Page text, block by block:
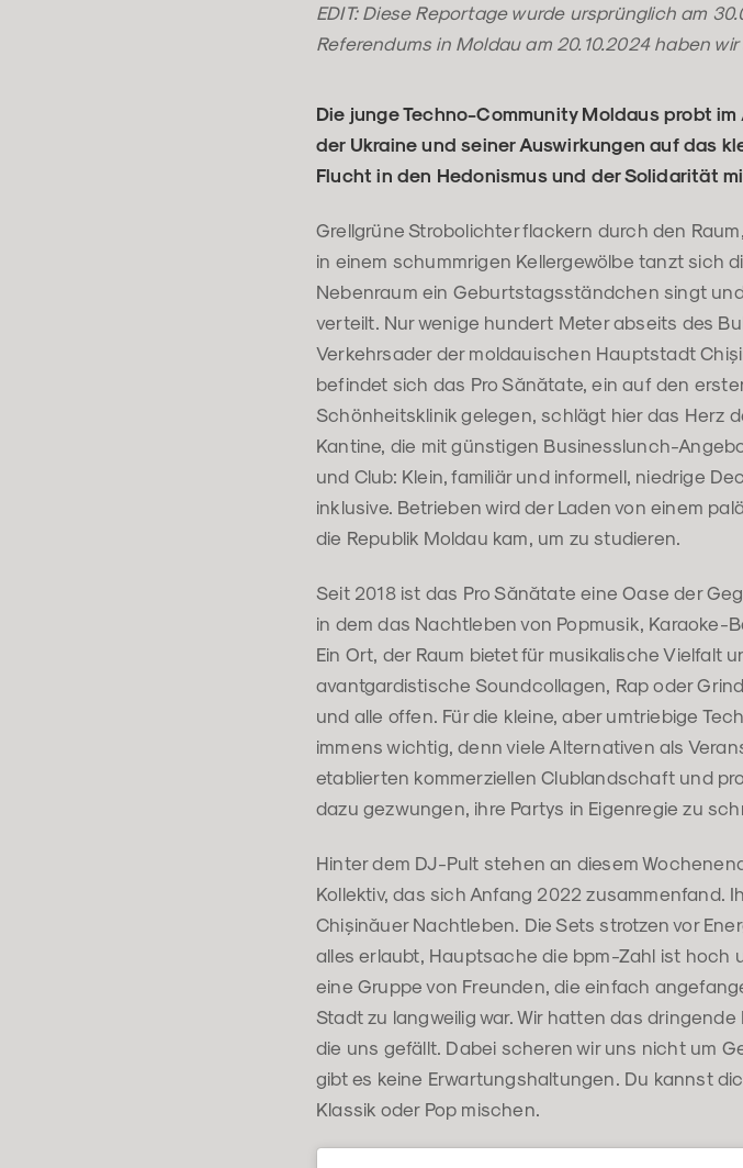
EDIT: Diese Reportage wurde ursprünglich am
Referendums in Moldau am 20.10.2024 haben
Die junge Techno-Community Moldaus probt
der Ukraine und seiner Auswirkungen auf das
Flucht in den Hedonismus und der Solidarität
Grellgrüne Strobolichter flackern durch den
in einem schummrigen Kellergewölbe tanzt sich
Nebenraum ein Geburtstagsständchen singt
verteilt. Nur wenige hundert Meter abseits des
Verkehrsader der moldauischen Hauptstadt
befindet sich das Pro Sănătate, ein auf den
Schönheitsklinik gelegen, schlägt hier das Herz
Kantine, die mit günstigen Businesslunch-
und Club: Klein, familiär und informell, niedrige
inklusive. Betrieben wird der Laden von einem
die Republik Moldau kam, um zu studieren.
Seit 2018 ist das Pro Sănătate eine Oase der
in dem das Nachtleben von Popmusik, Karaoke-
Ein Ort, der Raum bietet für musikalische Vielfalt
avantgardistische Soundcollagen, Rap oder
und alle offen. Für die kleine, aber umtriebige
immens wichtig, denn viele Alternativen als
etablierten kommerziellen Clublandschaft und
dazu gezwungen, ihre Partys in Eigenregie zu
Hinter dem DJ-Pult stehen an diesem
Kollektiv, das sich Anfang 2022 zusammenfand.
Chișinăuer Nachtleben. Die Sets strotzen vor
alles erlaubt, Hauptsache die bpm-Zahl ist hoch
eine Gruppe von Freunden, die einfach
Stadt zu langweilig war. Wir hatten das
die uns gefällt. Dabei scheren wir uns nicht um
gibt es keine Erwartungshaltungen. Du kannst
Klassik oder Pop mischen.